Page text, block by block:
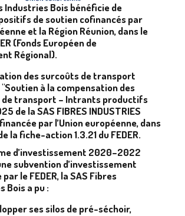
Industries Bois bénéficie de
de soutien cofinancés par
et la Région Réunion, dans le
(Fonds Européen de
Régional).
des surcoûts de transport
à la compensation des
transport – Intrants productifs
de la SAS FIBRES INDUSTRIES
par l’Union européenne, dans
la fiche-action 1.3.21 du FEDER.
d’investissement 2020–2022
subvention d’investissement
le FEDER, la SAS Fibres
Bois a pu :
ses silos de pré-séchoir,